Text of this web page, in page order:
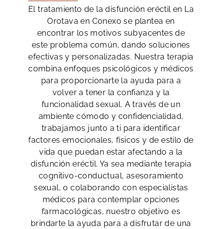
El tratamiento de la disfunción eréctil en La
Orotava en Conexo se plantea en
encontrar los motivos subyacentes de
este problema común, dando soluciones
efectivas y personalizadas. Nuestra terapia
combina enfoques psicológicos y médicos
para proporcionarte la ayuda para a
volver a tener la confianza y la
funcionalidad sexual. A través de un
ambiente cómodo y confidencialidad,
trabajamos junto a ti para identificar
factores emocionales, físicos y de estilo de
vida que puedan estar afectando a la
disfunción eréctil. Ya sea mediante terapia
cognitivo-conductual, asesoramiento
sexual, o colaborando con especialistas
médicos para contemplar opciones
farmacológicas, nuestro objetivo es
brindarte la ayuda para a disfrutar de una